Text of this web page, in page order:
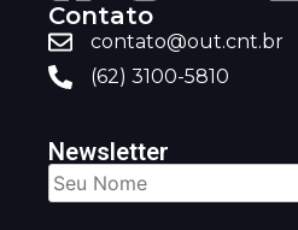
Contato
contato@out.cnt.br
(62) 3100-5810
Newsletter